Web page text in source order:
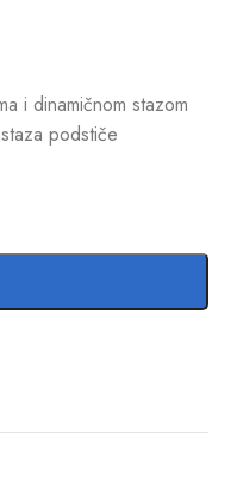
i dinamičnom stazom
podstiče